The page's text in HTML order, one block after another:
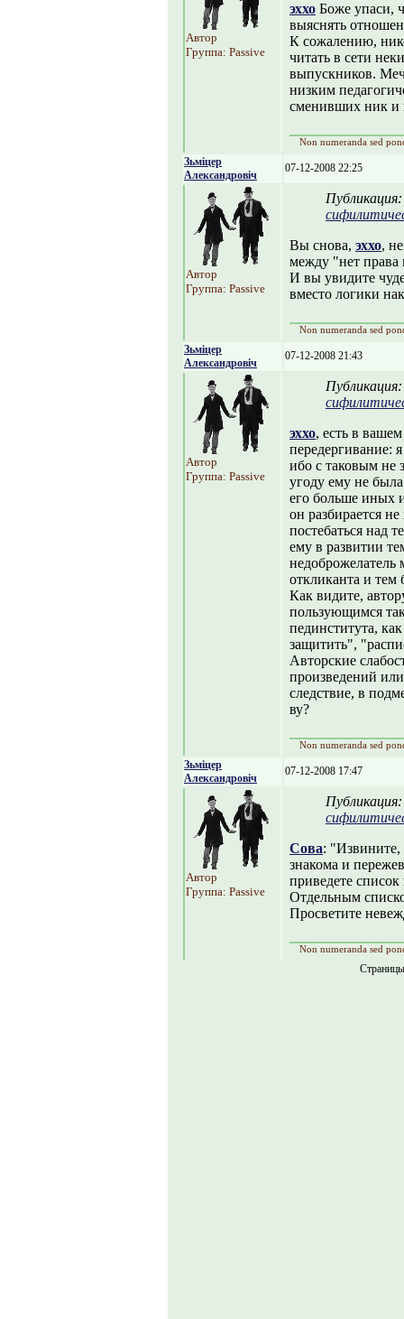
Автор
Группа: Passive
эххо Боже упаси,
выяснять
К сожалению,
читать в сети
выпускников.
низким
сменивших ник и
Non numeranda sed
Зьміцер
Александровіч
07-12-2008 22:25
Автор
Группа: Passive
Вы снова, эххо,
между "нет права
И вы увидите
вместо логики
Non numeranda sed
Зьміцер
Александровіч
07-12-2008 21:43
Автор
Группа: Passive
эххо, есть в
передергивание:
ибо с таковым не
угоду ему не
его больше иных
он разбирается
постебаться над
ему в развитии
недоброжелатель
откликанта и тем
Как видите,
пользующимся
пединститута,
защитить",
Авторские
произведений
следствие, в
ву?
Non numeranda sed
Зьміцер
Александровіч
07-12-2008 17:47
Автор
Группа: Passive
Сова: "Извините,
знакома и
приведете
Отдельным
Просветите
Non numeranda sed